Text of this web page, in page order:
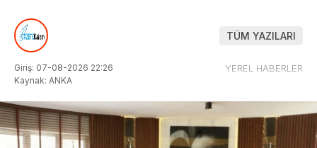
TÜM YAZILARI
Giriş: 07-08-2026 22:26
Kaynak: ANKA
YEREL HABERLER